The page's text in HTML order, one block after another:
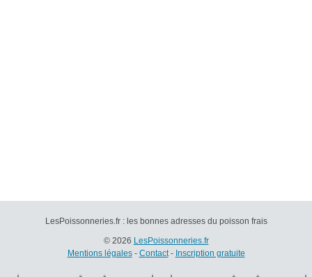
LesPoissonneries.fr : les bonnes adresses du poisson frais
© 2026 LesPoissonneries.fr
Mentions légales- Contact- Inscription gratuite